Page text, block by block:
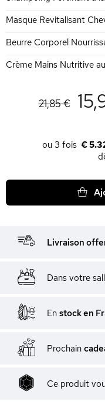
Masque Revitalisant
Beurre Corporel
Crème Mains Nutritive
21,85 €
€
Livraison
Dans votre
En stock en
Prochain
Ce produit